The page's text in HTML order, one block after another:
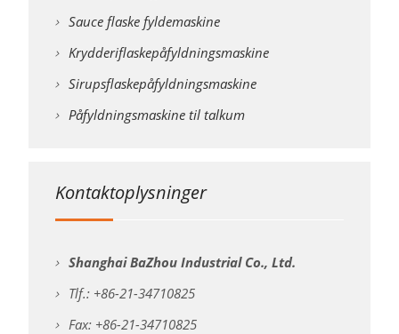
Sauce flaske fyldemaskine
Krydderiflaskepåfyldningsmaskine
Sirupsflaskepåfyldningsmaskine
Påfyldningsmaskine til talkum
Kontaktoplysninger
Shanghai BaZhou Industrial Co., Ltd.
Tlf.: +86-21-34710825
Fax: +86-21-34710825